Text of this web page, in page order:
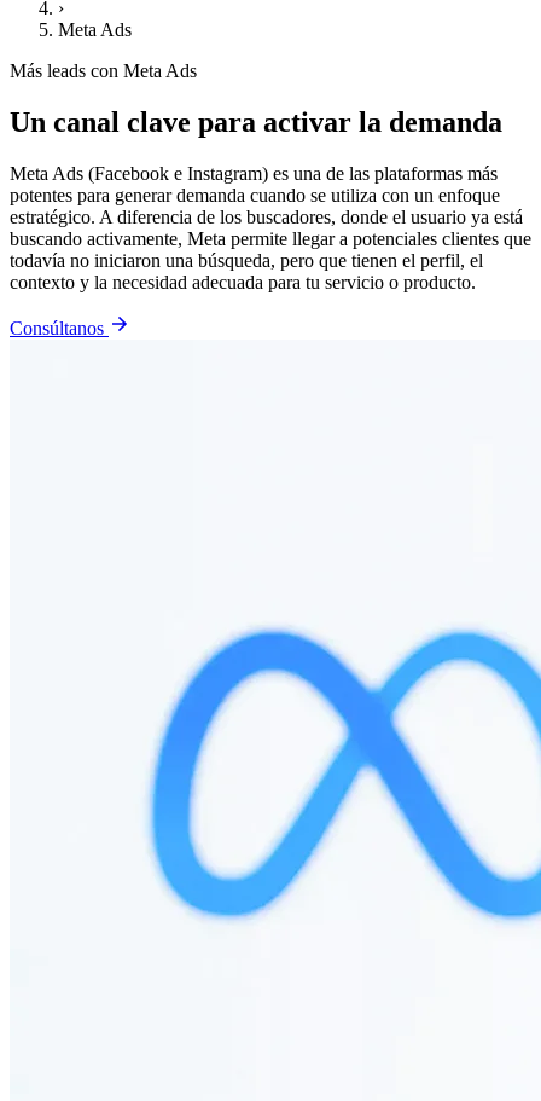
›
Meta Ads
Más leads con Meta Ads
Un canal clave para activar la demanda
Meta Ads (Facebook e Instagram) es una de las plataformas más
potentes para generar demanda cuando se utiliza con un enfoque
estratégico. A diferencia de los buscadores, donde el usuario ya está
buscando activamente, Meta permite llegar a potenciales clientes que
todavía no iniciaron una búsqueda, pero que tienen el perfil, el
contexto y la necesidad adecuada para tu servicio o producto.
Consúltanos